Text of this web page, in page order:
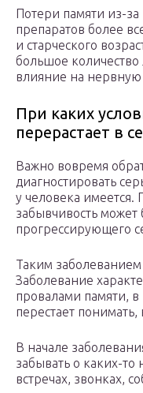
Потери памяти из-
препаратов более
и старческого
большое
влияние на нервную
При каких
перерастает в
Важно вовремя
диагностировать
у человека имеется.
забывчивость
прогрессирующего
Таким заболеванием
Заболевание
провалами памяти, в
перестает понимать,
В начале
забывать о каких-
встречах, звонках,